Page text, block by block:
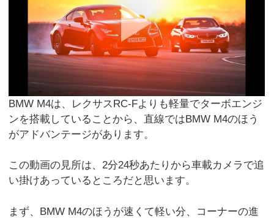
BMW M4は、レクサスRC-Fよりも軽量でターボエンジ
ンを搭載していることから、直線ではBMW M4のほう
がアドバンテージがあります。
この動画の見所は、2分24秒あたりから車載カメラで追
い掛けあっているところだと思います。
まず、BMW M4のほうが速くて軽い分、コーナーの進